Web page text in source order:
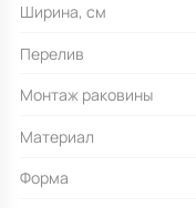
Ширина, см
Перелив
Монтаж раковины
Материал
Форма